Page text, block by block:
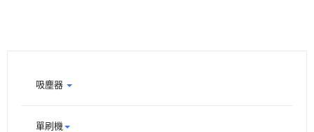
吸塵器
單刷機